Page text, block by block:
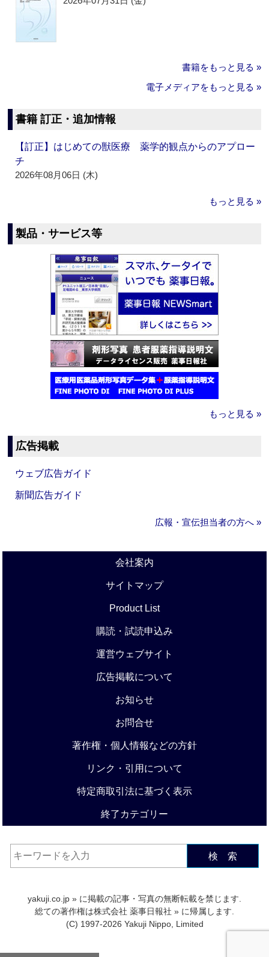
書籍をもっと見る »
電子メディアをもっと見る »
書籍 訂正・追加情報
【訂正】はじめての獣医療 薬学的観点からのアプロー
チ
2026年08月06日 (木)
もっと見る »
製品・サービス等
もっと見る »
広告掲載
ウェブ広告ガイド
新聞広告ガイド
広報・宣伝担当者の方へ »
会社案内
サイトマップ
Product List
購読・試読申込み
運営ウェブサイト
広告掲載について
お知らせ
お問合せ
著作権・個人情報などの方針
リンク・引用について
特定商取引法に基づく表示
終了カテゴリー
検 索
yakuji.co.jp » に掲載の記事・写真の無断転載を禁じます.
総ての著作権は株式会社 薬事日報社 » に帰属します.
(C) 1997-2026 Yakuji Nippo, Limited